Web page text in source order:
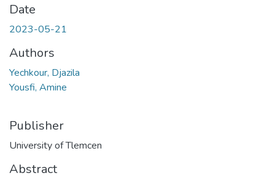
Date
2023-05-21
Authors
Yechkour, Djazila
Yousfi, Amine
Publisher
University of Tlemcen
Abstract